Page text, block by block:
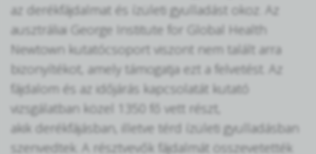
az derékfájdalmat és ízületi gyulladást okoz. Az
ausztráliai George Institute for Global Health
Newtown kutatócsoport viszont nem talált arra
bizonyítékot, amely támogatja ezt a felvetést. Az
fájdalom és az időjárás kapcsolatát kutató
vizsgálatban közel 1350 fő vett részt,
akik derékfájásban, illetve térd ízületi gyulladásban
szenvedtek. A résztvevők fájdalmát összevetették